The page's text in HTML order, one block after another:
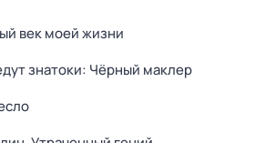
век моей жизни
знатоки: Чёрный маклер